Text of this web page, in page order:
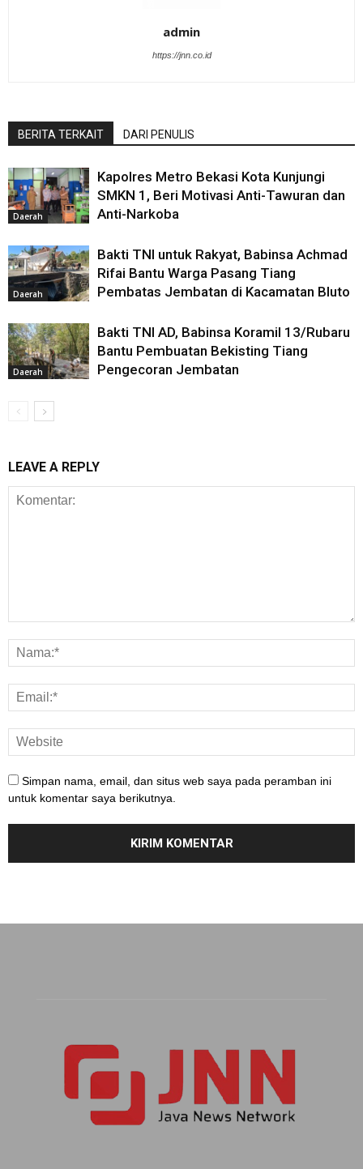
admin
https://jnn.co.id
BERITA TERKAIT DARI PENULIS
Daerah
Kapolres Metro Bekasi Kota Kunjungi
SMKN 1, Beri Motivasi Anti-Tawuran dan
Anti-Narkoba
Daerah
Bakti TNI untuk Rakyat, Babinsa Achmad
Rifai Bantu Warga Pasang Tiang
Pembatas Jembatan di Kacamatan Bluto
Daerah
Bakti TNI AD, Babinsa Koramil 13/Rubaru
Bantu Pembuatan Bekisting Tiang
Pengecoran Jembatan
LEAVE A REPLY
Simpan nama, email, dan situs web saya pada peramban ini
untuk komentar saya berikutnya.